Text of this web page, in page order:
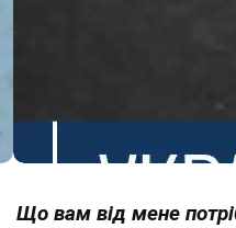
Що вам від мене